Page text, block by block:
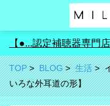
【●...認定補聴器専門店
TOP BLOG 生活
いろな外耳道の形】